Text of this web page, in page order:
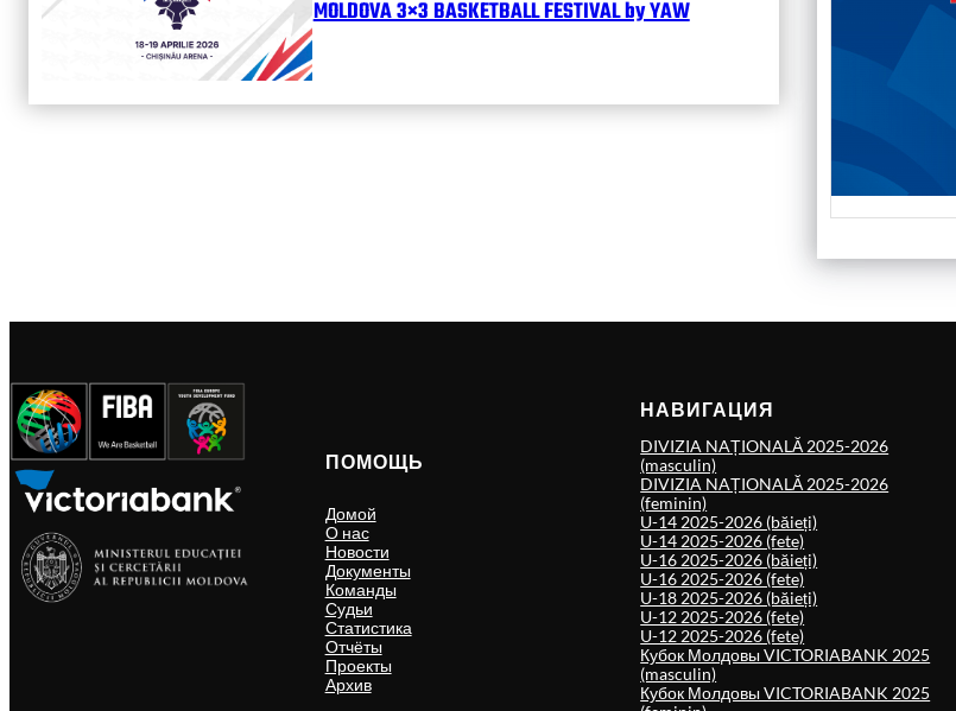
MOLDOVA 3×3 BASKETBALL FESTIVAL by YAW
ПОМОЩЬ
Домой
О нас
Новости
Документы
Команды
Судьи
Статистика
Отчёты
Проекты
Архив
НАВИГАЦИЯ
DIVIZIA NAȚIONALĂ 2025-2026
(masculin)
DIVIZIA NAȚIONALĂ 2025-2026
(feminin)
U-14 2025-2026 (băieți)
U-14 2025-2026 (fete)
U-16 2025-2026 (băieți)
U-16 2025-2026 (fete)
U-18 2025-2026 (băieți)
U-12 2025-2026 (fete)
U-12 2025-2026 (fete)
Кубок Молдовы VICTORIABANK 2025
(masculin)
Кубок Молдовы VICTORIABANK 2025